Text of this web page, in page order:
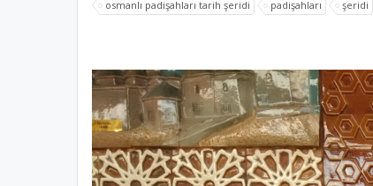
osmanlı padişahları tarih şeridi
padişahları şeridi